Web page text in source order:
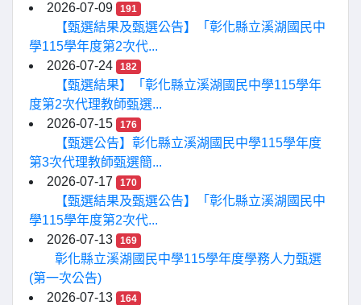
2026-07-09 191
【甄選結果及甄選公告】「彰化縣立溪湖國民中
學115學年度第2次代...
2026-07-24
182
【甄選結果】「彰化縣立溪湖國民中學115學年
度第2次代理教師甄選...
2026-07-15
176
【甄選公告】彰化縣立溪湖國民中學115學年度
第3次代理教師甄選簡...
2026-07-17
170
【甄選結果及甄選公告】「彰化縣立溪湖國民中
學115學年度第2次代...
2026-07-13
169
彰化縣立溪湖國民中學115學年度學務人力甄選
(第一次公告)
2026-07-13
164